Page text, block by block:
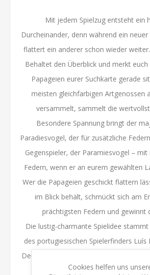
Mit jedem Spielzug entsteht ein
Durcheinander, denn während ein
flattert ein anderer schon wieder
Behaltet den Überblick und merkt
Papageien eurer Suchkarte gerade
meisten gleichfarbigen Artgenossen
versammelt, sammelt die
Besondere Spannung bringt der
Paradiesvogel, der für zusätzliche
Gegenspieler, der Paramiesvogel –
Federn, wenn er an eurem gewählten
Wer die Papageien geschickt flattern
im Blick behält, schmückt sich am
prächtigsten Federn und gewinnt
Die lustig-charmante Spielidee
des portugiesischen Spielerfinders Luís
Dennis Lohausen mit seinen lebhaften
Papageienwelt farbenfroh zum
Cookies helfen uns